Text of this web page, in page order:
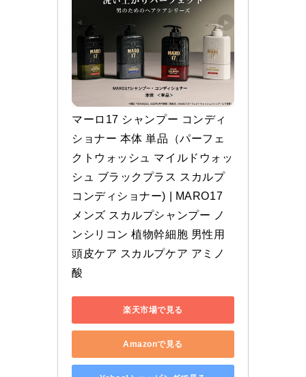
マーロ17 シャンプー コンディ
ショナー 本体 単品（パーフェ
クトウォッシュ マイルドウォッ
シュ ブラックプラス スカルプ
コンディショナー) | MARO17
メンズ スカルプシャンプー ノ
ンシリコン 植物幹細胞 男性用
頭皮ケア スカルプケア アミノ
酸
楽天市場で見る
Amazonで見る